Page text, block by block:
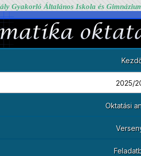
Gyakorló Általános Iskola és
2025/
Oktatási